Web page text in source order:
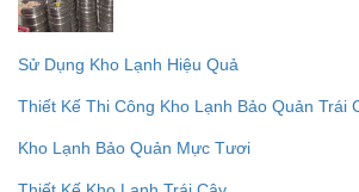
Sử Dụng Kho Lạnh Hiệu Quả
Thiết Kế Thi Công Kho Lạnh Bảo Quản Trái
Kho Lạnh Bảo Quản Mực Tươi